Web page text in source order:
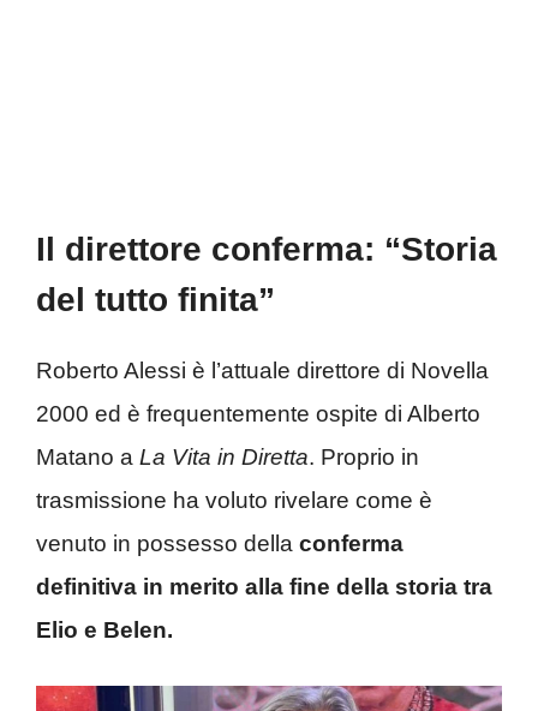
Il direttore conferma: “Storia
del tutto finita”
Roberto Alessi è l’attuale direttore di Novella
2000 ed è frequentemente ospite di Alberto
Matano a La Vita in Diretta. Proprio in
trasmissione ha voluto rivelare come è
venuto in possesso della conferma
definitiva in merito alla fine della storia tra
Elio e Belen.